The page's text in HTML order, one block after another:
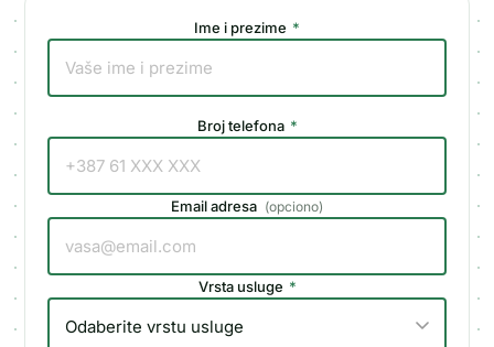
Ime i prezime *
Broj telefona *
Email adresa (opciono)
Vrsta usluge *